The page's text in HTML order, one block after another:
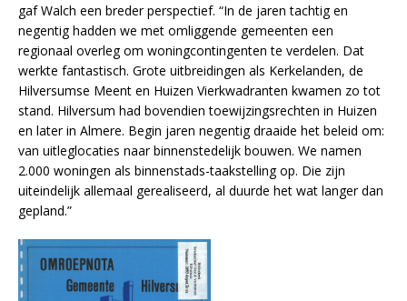
gaf Walch een breder perspectief. “In de jaren tachtig en
negentig hadden we met omliggende gemeenten een
regionaal overleg om woningcontingenten te verdelen. Dat
werkte fantastisch. Grote uitbreidingen als Kerkelanden, de
Hilversumse Meent en Huizen Vierkwadranten kwamen zo tot
stand. Hilversum had bovendien toewijzingsrechten in Huizen
en later in Almere. Begin jaren negentig draaide het beleid om:
van uitleglocaties naar binnenstedelijk bouwen. We namen
2.000 woningen als binnenstads-taakstelling op. Die zijn
uiteindelijk allemaal gerealiseerd, al duurde het wat langer dan
gepland.”